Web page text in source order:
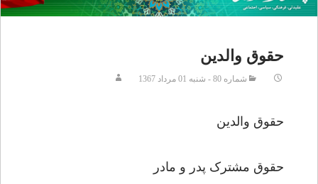
حقوق والدین
شماره 80 - شنبه 01 مرداد 1367
حقوق والدين
حقوق مشترک پدر و مادر